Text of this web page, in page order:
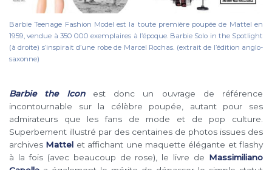
Barbie Teenage Fashion Model est la toute première poupée de Mattel en
1959, vendue à 350 000 exemplaires à l’époque. Barbie Solo in the Spotlight
(à droite) s’inspirait d’une robe de Marcel Rochas. (extrait de l’édition anglo-
saxonne)
Barbie the Iconest donc un ouvrage de référence
incontournable sur la célèbre poupée, autant pour ses
admirateurs que les fans de mode et de pop culture.
Superbement illustré par des centaines de photos issues des
archives Mattel et affichant une maquette élégante et flashy
à la fois (avec beaucoup de rose), le livre de Massimiliano